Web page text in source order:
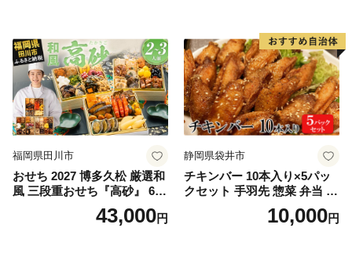
福岡県田川市
おせち 2027 博多久松 厳選和
風 三段重おせち『高砂』 6.5
寸 3段重 2～3人前 おせち料
理 重箱 お正月 冷凍おせち 縁
43,000円
静岡県袋井市
チキンバー 10本入り×5パッ
クセット 手羽先 惣菜 弁当 お
かず お酒 おつまみ ギフト キ
ャンプ アウトドア キャンプ
10,000円